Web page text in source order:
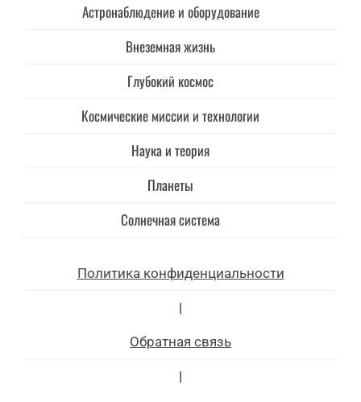
Астронаблюдение и оборудование
Внеземная жизнь
Глубокий космос
Космические миссии и технологии
Наука и теория
Планеты
Солнечная система
Политика конфиденциальности
|
Обратная связь
|